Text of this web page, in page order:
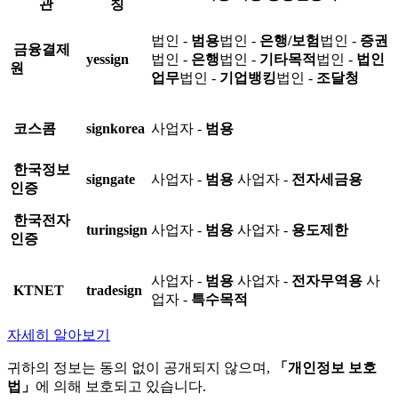
관
칭
금융결제
원
yessign
법인 - 범용법인 - 은행/보험 법인 - 증권
법인 - 은행법인 - 기타목적 법인 - 법인
업무법인 - 기업뱅킹법인 - 조달청
코스콤 signkorea 사업자 - 범용
한국정보
인증
signgate 사업자 - 범용 사업자 - 전자세금용
한국전자
인증
turingsign 사업자 - 범용 사업자 - 용도제한
KTNET tradesign
사업자 - 범용 사업자 - 전자무역용 사
업자 - 특수목적
자세히 알아보기
귀하의 정보는 동의 없이 공개되지 않으며,
「개인정보 보호
법」 에 의해 보호되고 있습니다.